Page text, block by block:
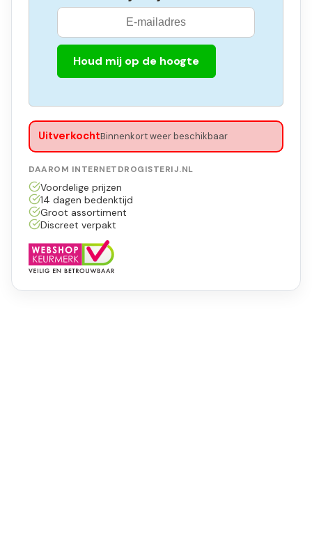
Houd mij op de hoogte
UitverkochtBinnenkort weer beschikbaar
DAAROM INTERNETDROGISTERIJ.NL
Voordelige prijzen
14 dagen bedenktijd
Groot assortiment
Discreet verpakt